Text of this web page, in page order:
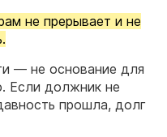
не прерывает и не
— не основание для
Если должник не
прошла, долг